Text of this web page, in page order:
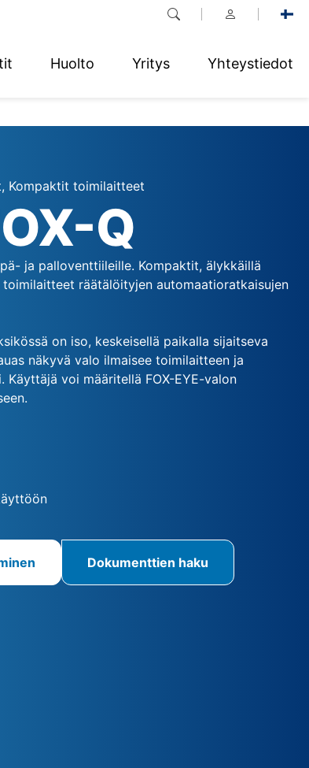
Huolto Yritys Yhteystiedot
Kompaktit toimilaitteet
Q
ja palloventtiileille. Kompaktit, älykkäillä
räätälöityjen automaatioratkaisujen
on iso, keskeisellä paikalla sijaitseva
näkyvä valo ilmaisee toimilaitteen ja
Käyttäjä voi määritellä FOX-EYE-valon
Dokumenttien haku